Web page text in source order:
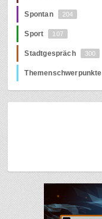
Spontan 204
Sport 107
Stadtgespräch 300
Themenschwerpunkte